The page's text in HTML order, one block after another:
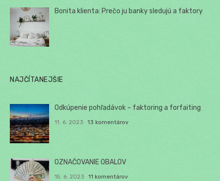
Bonita klienta: Prečo ju banky sledujú a faktory
NAJČÍTANEJŠIE
Odkúpenie pohľadávok – faktoring a forfaiting
11. 6. 2023 13 komentárov
OZNAČOVANIE OBALOV
15. 6. 2023 11 komentárov